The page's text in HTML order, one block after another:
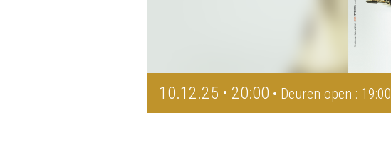
10.12.25 • 20:00 • Deuren open : 19:00